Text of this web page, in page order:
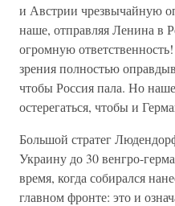
и Австрии чрезвычайную
наше, отправляя Ленина в
огромную
зрения полностью
чтобы Россия пала. Но
остерегаться, чтобы и
Большой стратег
Украину до 30 венгро-
время, когда собирался
главном фронте: это и